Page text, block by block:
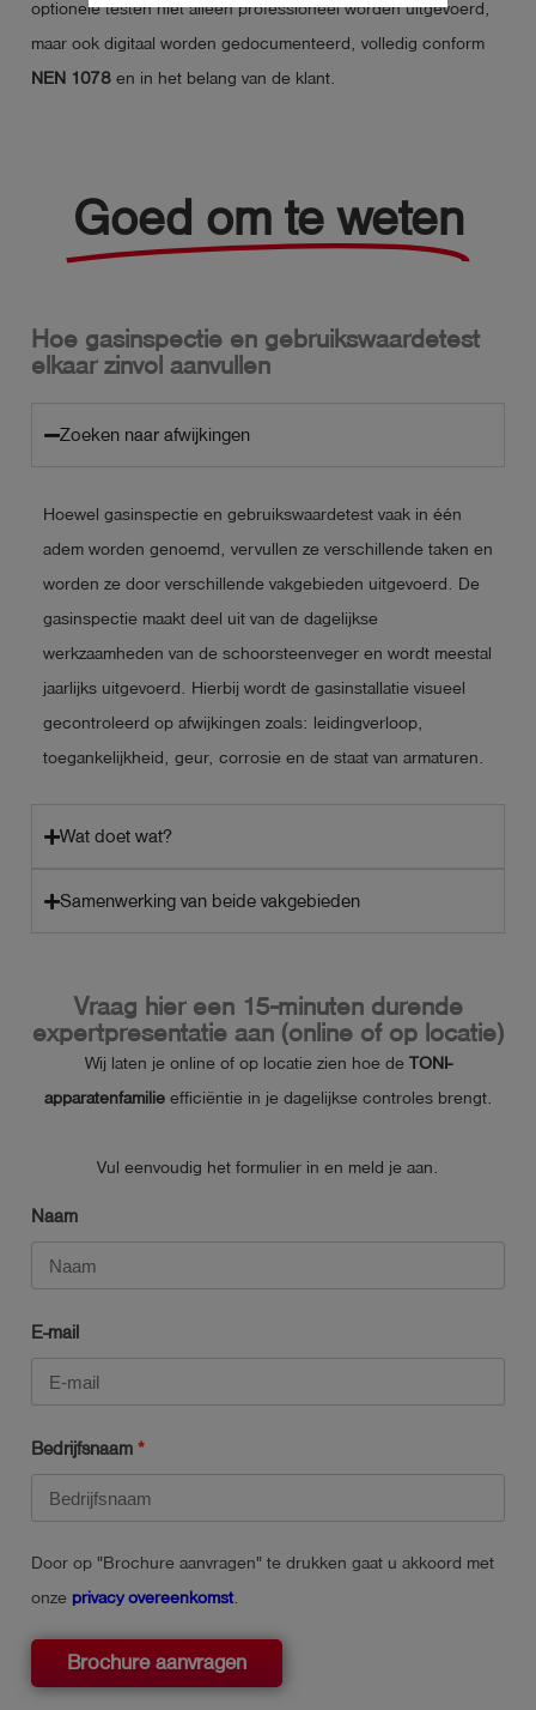
optionele testen niet alleen professioneel worden uitgevoerd,
maar ook digitaal worden gedocumenteerd, volledig conform
NEN 1078 en in het belang van de klant.
Goed om te weten
Hoe gasinspectie en gebruikswaardetest
elkaar zinvol aanvullen
Zoeken naar afwijkingen
Hoewel gasinspectie en gebruikswaardetest vaak in één
adem worden genoemd, vervullen ze verschillende taken en
worden ze door verschillende vakgebieden uitgevoerd. De
gasinspectie maakt deel uit van de dagelijkse
werkzaamheden van de schoorsteenveger en wordt meestal
jaarlijks uitgevoerd. Hierbij wordt de gasinstallatie visueel
gecontroleerd op afwijkingen zoals: leidingverloop,
toegankelijkheid, geur, corrosie en de staat van armaturen.
Wat doet wat?
Samenwerking van beide vakgebieden
Vraag hier een 15-minuten durende
expertpresentatie aan (online of op locatie)
Wij laten je online of op locatie zien hoe de TONI-
apparatenfamilieefficiëntie in je dagelijkse controles brengt.
Vul eenvoudig het formulier in en meld je aan.
Naam
E-mail
Bedrijfsnaam
Door op "Brochure aanvragen" te drukken gaat u akkoord met
onze privacy overeenkomst.
Brochure aanvragen